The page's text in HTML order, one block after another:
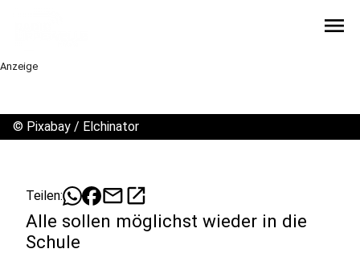
menu
Anzeige
© Pixabay / Elchinator
Teilen: mailopen_in_new
Alle sollen möglichst wieder in die
Schule